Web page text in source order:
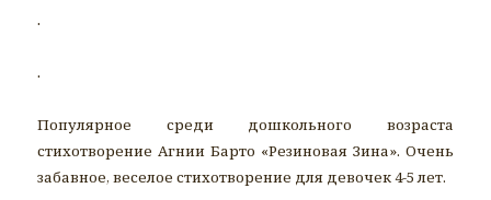
.
.
Популярное среди дошкольного возраста
стихотворение Агнии Барто «Резиновая Зина». Очень
забавное, веселое стихотворение для девочек 4-5 лет.